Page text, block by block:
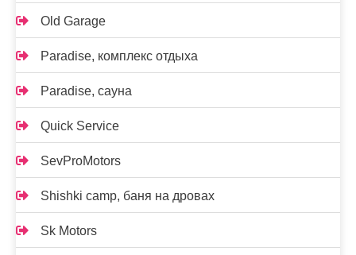
Old Garage
Paradise, комплекс отдыха
Paradise, сауна
Quick Service
SevProMotors
Shishki camp, баня на дровах
Sk Motors